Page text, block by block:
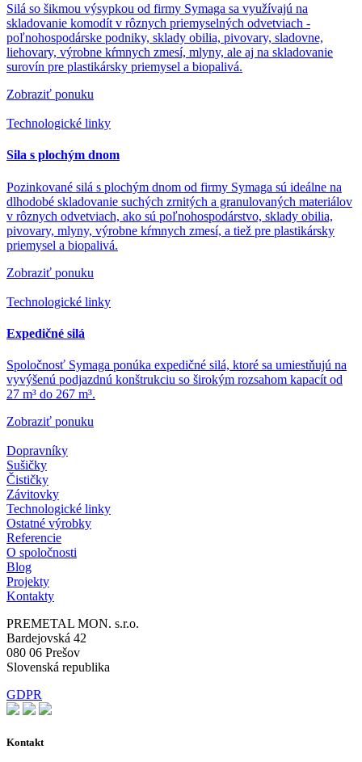
Silá so šikmou výsypkou od firmy Symaga sa využívajú na
skladovanie komodít v rôznych priemyselných odvetviach -
poľnohospodárske podniky, sklady obilia, pivovary, sladovne,
liehovary, výrobne kŕmnych zmesí, mlyny, ale aj na skladovanie
surovín pre plastikársky priemysel a biopalivá.
Zobraziť ponuku
Technologické linky
Sila s plochým dnom
Pozinkované silá s plochým dnom od firmy Symaga sú ideálne na
dlhodobé skladovanie suchých zrnitých a granulovaných materiálov
v rôznych odvetviach, ako sú poľnohospodárstvo, sklady obilia,
pivovary, mlyny, výrobne kŕmnych zmesí, a tiež pre plastikársky
priemysel a biopalivá.
Zobraziť ponuku
Technologické linky
Expedičné silá
Spoločnosť Symaga ponúka expedičné silá, ktoré sa umiestňujú na
vyvýšenú podjazdnú konštrukciu so širokým rozsahom kapacít od
27 m³ do 267 m³.
Zobraziť ponuku
Dopravníky
Sušičky
Čističky
Závitovky
Technologické linky
Ostatné výrobky
Referencie
O spoločnosti
Blog
Projekty
Kontakty
PREMETAL MON. s.r.o.
Bardejovská 42
080 06 Prešov
Slovenská republika
GDPR
Kontakt